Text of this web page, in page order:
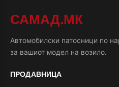
САМАД.МК
Автомобилски патосници по
за вашиот модел на возило.
ПРОДАВНИЦА